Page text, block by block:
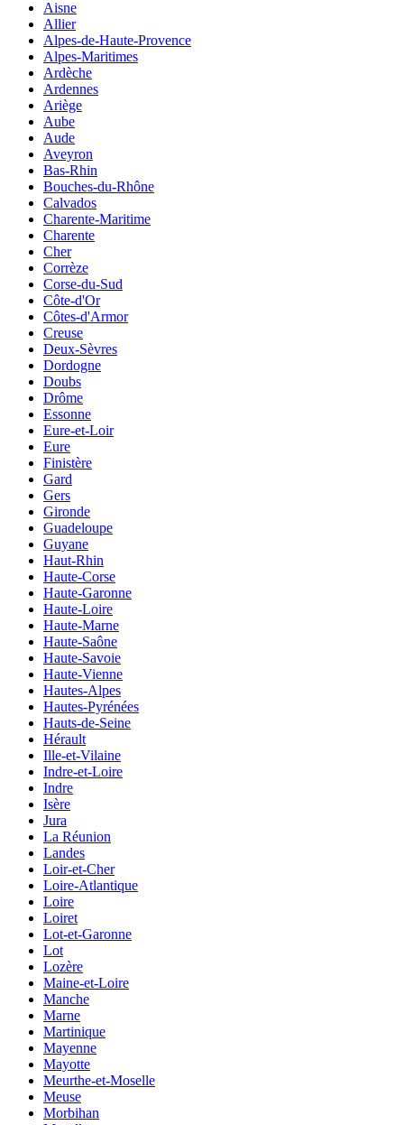
Aisne
Allier
Alpes-de-Haute-Provence
Alpes-Maritimes
Ardèche
Ardennes
Ariège
Aube
Aude
Aveyron
Bas-Rhin
Bouches-du-Rhône
Calvados
Charente-Maritime
Charente
Cher
Corrèze
Corse-du-Sud
Côte-d'Or
Côtes-d'Armor
Creuse
Deux-Sèvres
Dordogne
Doubs
Drôme
Essonne
Eure-et-Loir
Eure
Finistère
Gard
Gers
Gironde
Guadeloupe
Guyane
Haut-Rhin
Haute-Corse
Haute-Garonne
Haute-Loire
Haute-Marne
Haute-Saône
Haute-Savoie
Haute-Vienne
Hautes-Alpes
Hautes-Pyrénées
Hauts-de-Seine
Hérault
Ille-et-Vilaine
Indre-et-Loire
Indre
Isère
Jura
La Réunion
Landes
Loir-et-Cher
Loire-Atlantique
Loire
Loiret
Lot-et-Garonne
Lot
Lozère
Maine-et-Loire
Manche
Marne
Martinique
Mayenne
Mayotte
Meurthe-et-Moselle
Meuse
Morbihan